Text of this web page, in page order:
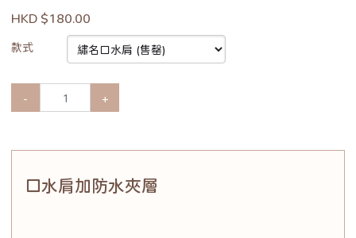
HKD $180.00
款式
- +
口水肩加防水夾層